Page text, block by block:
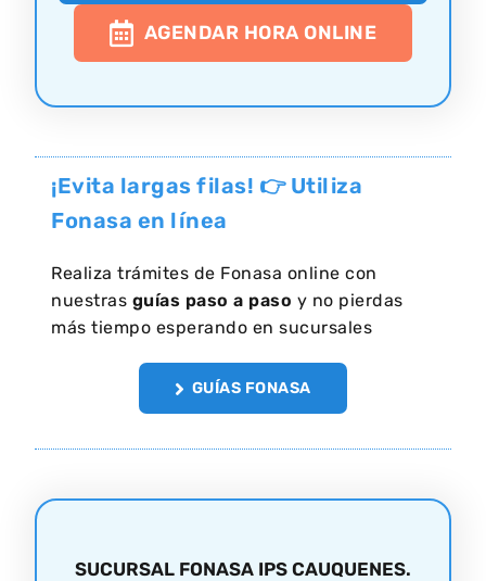
AGENDAR HORA ONLINE
¡Evita largas filas! 👉 Utiliza
Fonasa en línea
Realiza trámites de Fonasa online con
nuestras guías paso a paso y no pierdas
más tiempo esperando en sucursales
GUÍAS FONASA
SUCURSAL FONASA IPS CAUQUENES.